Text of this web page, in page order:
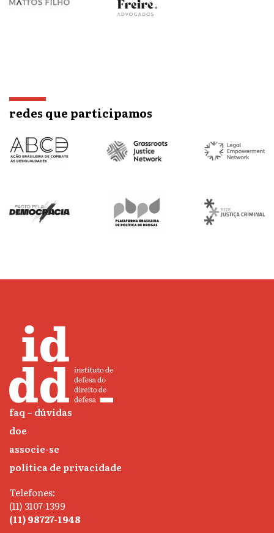
redes que participamos
faq – dúvidas
doe
associe-se
política de privacidade
Telefones:
(11) 3107-1399
(11) 98727-1948